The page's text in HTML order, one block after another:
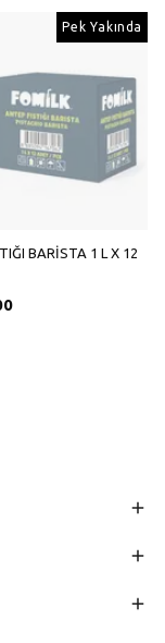
Pek Yakında
BARİSTA 1 L X 12